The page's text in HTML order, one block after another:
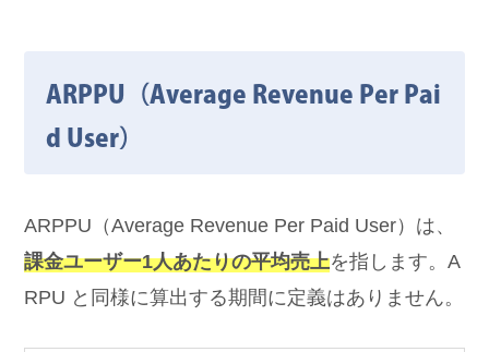
ARPPU（Average Revenue Per Pai
d User）
ARPPU（Average Revenue Per Paid User）は、
課金ユーザー1人あたりの平均売上を指します。A
RPU と同様に算出する期間に定義はありません。